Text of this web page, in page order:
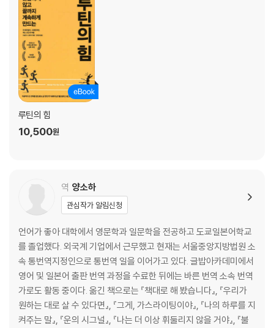
루틴의 힘
10,500원
역 양소하
관심작가 알림신청
언어가 좋아 대학에서 영문학과 일문학을 전공하고 도쿄일본어학교
를 졸업했다. 외국계 기업에서 근무했고 현재는 서울중앙지방법원 소
속 통번역지정인으로 통번역 일을 이어가고 있다. 글밥아카데미에서
영어 및 일본어 출판 번역 과정을 수료한 뒤에는 바른 번역 소속 번역
가로도 활동 중이다. 옮긴 책으로는 『책대로 해 봤습니다』, 『우리가
원하는 대로 살 수 있다면』, 『그게, 가스라이팅이야』, 『나의 하루를 지
켜주는 말』, 『운의 시그널』, 『나는 더 이상 휘둘리지 않을 거야』, 『불